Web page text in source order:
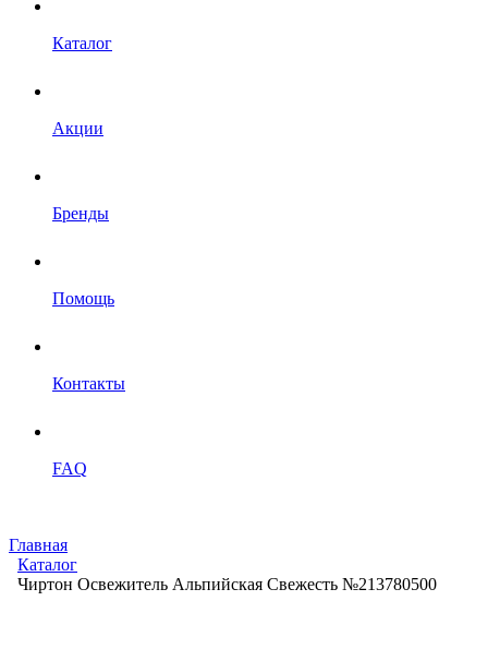
Каталог
Акции
Бренды
Помощь
Контакты
FAQ
Главная
Каталог
Чиртон Освежитель Альпийская Свежесть №213780500